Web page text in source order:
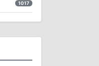
1017